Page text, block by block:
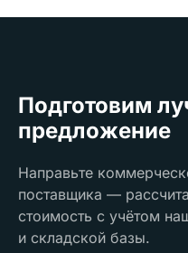
Подготовим
предложение
Направьте
поставщика —
стоимость с учётом
и складской базы.